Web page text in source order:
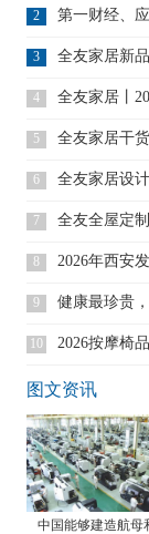
2
第一财经、
能
3 全友家居新
4 全友家居丨
5
全友家居干
一
6
全友家居设
出
7
全友全屋定
8 2026年西安
9 健康最珍贵
10 2026按摩椅
图文资讯
中国能够建造航母